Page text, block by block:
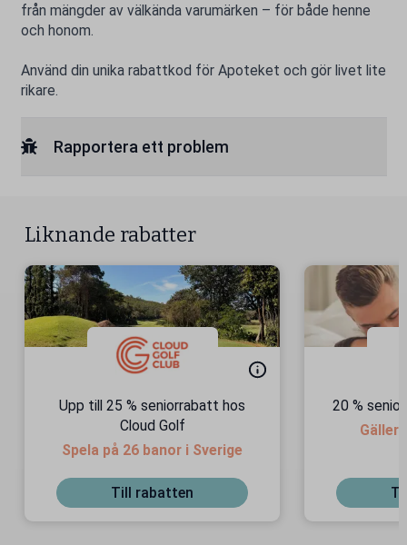
från mängder av välkända varumärken – för både henne
och honom.
Använd din unika rabattkod för Apoteket och gör livet lite
rikare.
Rapportera ett problem
Liknande rabatter
Upp till 25 % seniorrabatt hos
Cloud Golf
Spela på 26 banor i Sverige
Till rabatten
20 %
Gäller